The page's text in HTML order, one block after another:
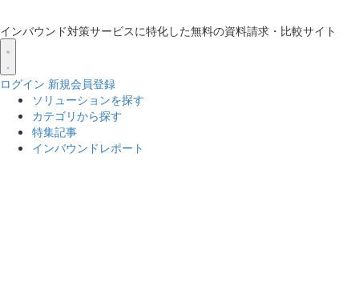
インバウンド対策サービスに特化した無料の資料請求・比較サイト
ログイン 新規会員登録
ソリューションを探す
カテゴリから探す
特集記事
インバウンドレポート